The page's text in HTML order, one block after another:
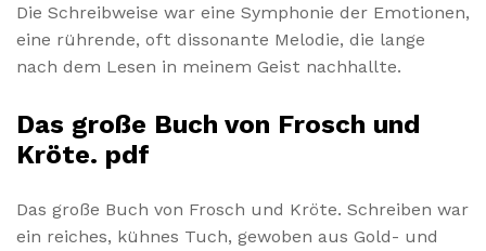
Die Schreibweise war eine Symphonie der Emotionen,
eine rührende, oft dissonante Melodie, die lange
nach dem Lesen in meinem Geist nachhallte.
Das große Buch von Frosch und
Kröte. pdf
Das große Buch von Frosch und Kröte. Schreiben war
ein reiches, kühnes Tuch, gewoben aus Gold- und